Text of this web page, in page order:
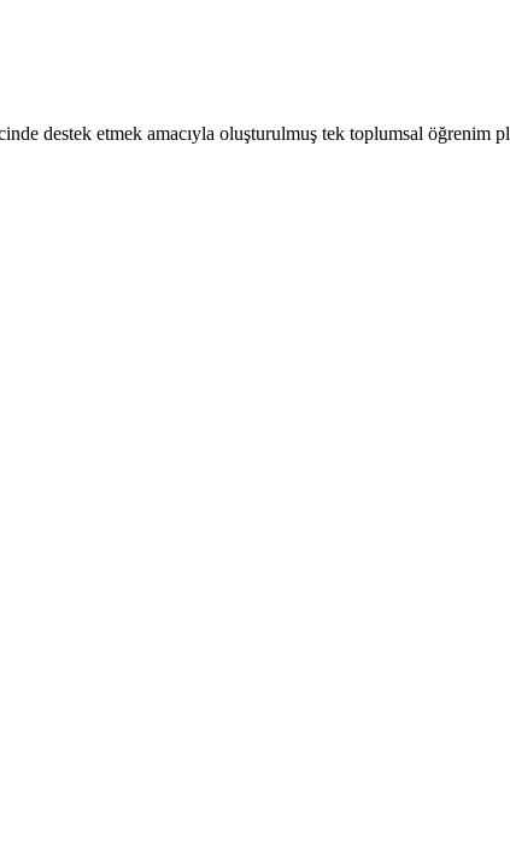
destek etmek amacıyla oluşturulmuş tek toplumsal öğrenim pl